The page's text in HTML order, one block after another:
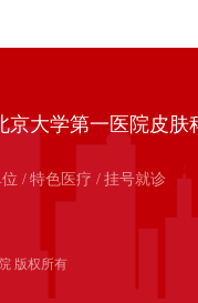
京大学第一医院皮肤
/ 特色医疗 / 挂号就诊
版权所有